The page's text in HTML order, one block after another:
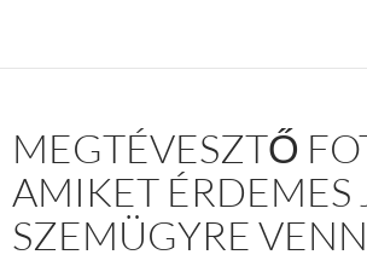
MEGTÉVESZTŐ
AMIKET ÉRDEMES
SZEMÜGYRE